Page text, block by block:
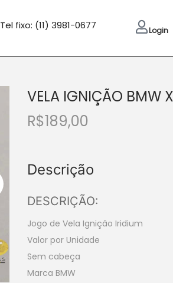
Tel fixo: (11) 3981-0677 Login
VELA IGNIÇÃO BMW
R$189,00
Descrição
DESCRIÇÃO:
Jogo de Vela Ignição Iridium
Valor por Unidade
Sem cabeça
Marca BMW